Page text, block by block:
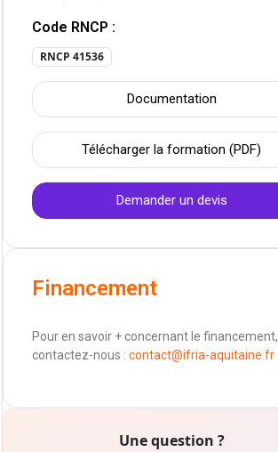
Code RNCP :
RNCP 41536
Documentation
Télécharger la formation (PDF)
Demander un devis
Financement
Pour en savoir + concernant le financement,
contactez-nous :contact@ifria-aquitaine.fr
Une question ?